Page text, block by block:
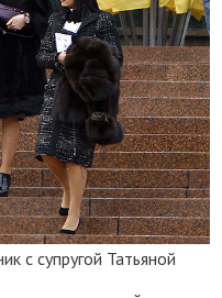
с супругой Татьяной